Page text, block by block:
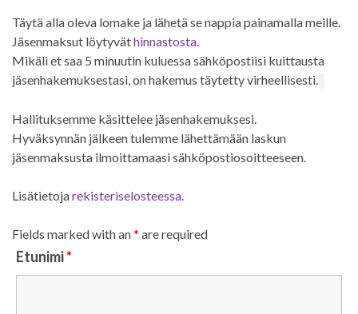
Täytä alla oleva lomake ja lähetä se nappia painamalla meille.
Jäsenmaksut löytyväthinnastosta.
Mikäli et saa 5 minuutin kuluessa sähköpostiisi kuittausta
jäsenhakemuksestasi, on hakemus täytetty virheellisesti.
Hallituksemme käsittelee jäsenhakemuksesi.
Hyväksynnän jälkeen tulemme lähettämään laskun
jäsenmaksusta ilmoittamaasi sähköpostiosoitteeseen.
Lisätietojarekisteriselosteessa.
Fields marked with an* are required
Etunimi*